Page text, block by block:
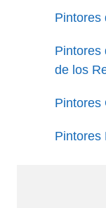
Pintores
Pintores
de los
Pintores
Pintores